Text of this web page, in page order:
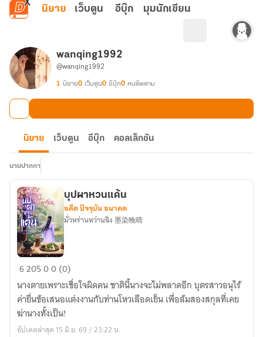
ข้ามไปยังเนื้อหาหลัก
นิยาย เว็บตูน อีบุ๊ก มุมนักเขียน
wanqing1992
@wanqing1992
1 นิยาย0 เว็บตูน0 อีบุ๊ก0 คนติดตาม
นิยาย เว็บตูน อีบุ๊ก คอลเล็กชัน
นามปากกา
บุปผา
แค้น
บุปผาหวนแค้น
อดีต ปัจจุบัน อนาคต
มั่วหร่านหว่านฉิง 墨染晚晴
620500 (0)
นางตายเพราะเชื่อใจผิดคน ชาตินี้นางจะไม่พลาดอีก บุตรสาวอนุไร้
ค่ายื่นข้อเสนอแต่งงานกับท่านโหวเลือดเย็น เพื่อล้มสองสกุลที่เคย
ฆ่านางทั้งเป็น!
อัปเดตล่าสุด 15 มิ.ย. 69 / 23:22 น.